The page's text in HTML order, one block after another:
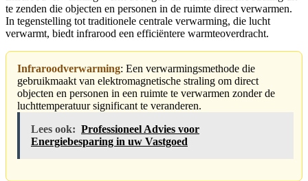
te zenden die objecten en personen in de ruimte direct verwarmen.
In tegenstelling tot traditionele centrale verwarming, die lucht
verwarmt, biedt infrarood een efficiëntere warmteoverdracht.
Infraroodverwarming: Een verwarmingsmethode die
gebruikmaakt van elektromagnetische straling om direct
objecten en personen in een ruimte te verwarmen zonder de
luchttemperatuur significant te veranderen.
Lees ook: Professioneel Advies voor
Energiebesparing in uw Vastgoed